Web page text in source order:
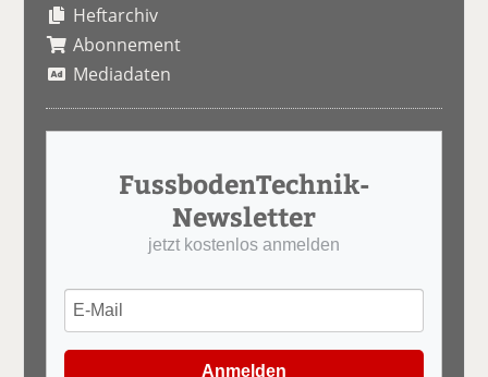
Heftarchiv
Abonnement
Mediadaten
FussbodenTechnik-
Newsletter
jetzt kostenlos anmelden
Anmelden